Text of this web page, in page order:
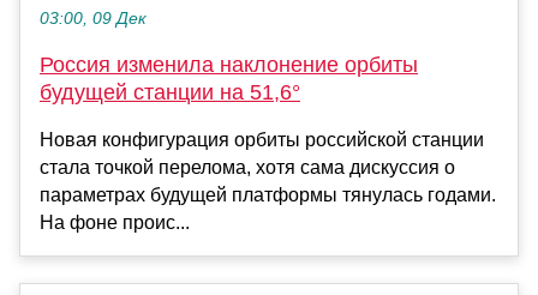
03:00, 09 Дек
Россия изменила наклонение орбиты
будущей станции на 51,6°
Новая конфигурация орбиты российской станции
стала точкой перелома, хотя сама дискуссия о
параметрах будущей платформы тянулась годами.
На фоне проис...